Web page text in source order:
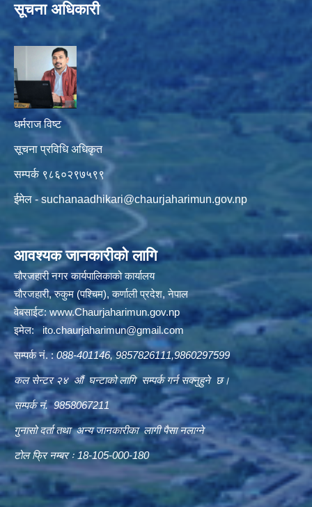
सूचना अधिकारी
धर्मराज विष्ट
सूचना प्रविधि अधिकृत
सम्पर्क ९८६०२९७५९९
ईमेल -suchanaadhikari@chaurjaharimun.gov.np
आवश्यक जानकारीको लागि
चौरजहारी नगर कार्यपालिकाको कार्यालय
चौरजहारी, रुकुम (पश्चिम), कर्णाली प्रदेश, नेपाल
वेबसाईट:www.Chaurjaharimun.gov.np
इमेल: ito.chaurjaharimun@gmail.com
सम्पर्क नं. :088-401146, 9857826111,9860297599
कल सेन्टर २४ औं घन्टाको लागि सम्पर्क गर्न सक्नुहुने छ।
सम्पर्क नं. 9858067211
गुनासो दर्ता तथा अन्य जानकारीका लागी पैसा नलाग्ने
टोल फ्रि नम्बर ः 18-105-000-180